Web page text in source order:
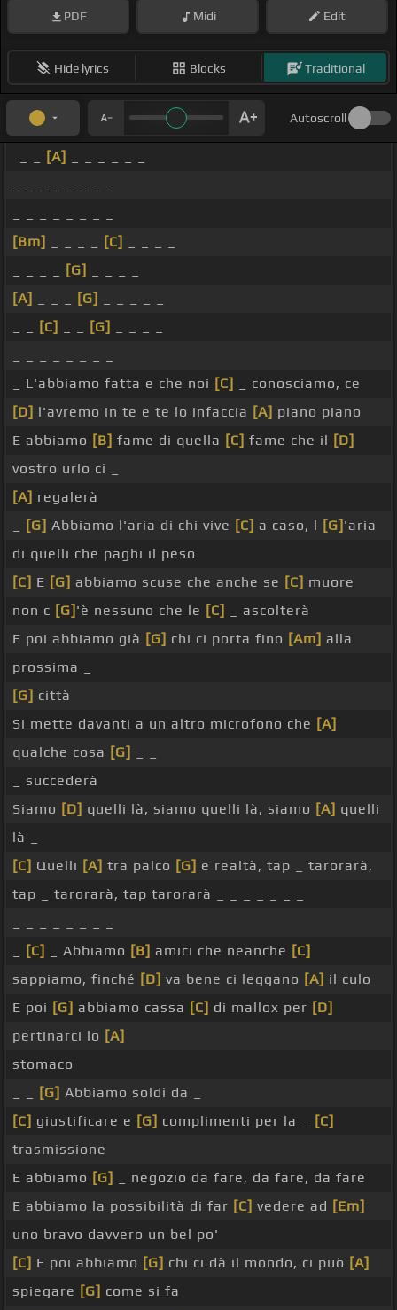
PDF Midi Edit
Hide lyrics Blocks Traditional
Autoscroll
[A]
[Bm]
[C]
[G]
[A]
[G]
[C] [G]
_ L'abbiamo fatta e che noi [C]
_ conosciamo, ce
[D] l'avremo in te e te lo infaccia [A] piano piano
E abbiamo [B] fame di quella [C] fame che il [D]
vostro urlo ci _
[A] regalerà
[G] Abbiamo l'aria di chi vive [C] a caso, l [G] 'aria
di quelli che paghi il peso
[C] E [G] abbiamo scuse che anche se [C] muore
non c [G] 'è nessuno che le [C]
_ ascolterà
E poi abbiamo già [G] chi ci porta fino [Am] alla
prossima _
[G] città
Si mette davanti a un altro microfono che [A]
qualche cosa [G]
_ succederà
Siamo [D] quelli là, siamo quelli là, siamo [A] quelli
là _
[C] Quelli [A] tra palco [G] e realtà, tap _ tarorarà,
tap _ tarorarà, tap tarorarà _ _ _ _ _ _ _
[C] _ Abbiamo [B] amici che neanche [C]
sappiamo, finché [D] va bene ci leggano [A] il culo
E poi [G] abbiamo cassa [C] di mallox per [D]
pertinarci lo [A]
stomaco
[G] Abbiamo soldi da _
[C] giustificare e [G] complimenti per la _
[C]
trasmissione
E abbiamo [G]
_ negozio da fare, da fare, da fare
E abbiamo la possibilità di far [C] vedere ad [Em]
uno bravo davvero un bel po'
[C] E poi abbiamo [G] chi ci dà il mondo, ci può [A]
spiegare [G] come si fa